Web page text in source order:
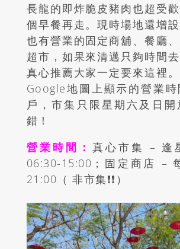
長龍的即炸脆皮豬肉也超受
個早餐再走。現時場地還增
也有營業的固定商舖、餐廳
超市，如果來清邁只夠時間去
真心推薦大家一定要來這裡。
Google地圖上顯示的營業
戶，市集只限星期六及日開
錯！
營業時間： 真心市集 – 逢
06:30-15:00；固定商店 –
21:00（ 非市集❗️❗️）